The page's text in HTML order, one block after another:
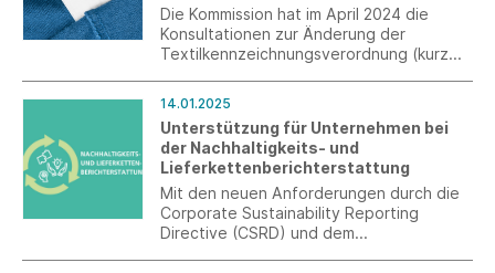
Die Kommission hat im April 2024 die
Konsultationen zur Änderung der
Textilkennzeichnungsverordnung (kurz
Technopolis Group beauftragt. Ihre
Einschätzungen sind gefragt.
14.01.2025
Unterstützung für Unternehmen bei
der Nachhaltigkeits- und
Lieferkettenberichterstattung
Mit den neuen Anforderungen durch die
Corporate Sustainability Reporting
Directive (CSRD) und dem